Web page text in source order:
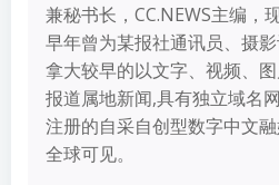
兼秘书长，CC.NEWS主编，
早年曾为某报社通讯员、摄
拿大较早的以文字、视频、
报道属地新闻,具有独立域名
注册的自采自创型数字中文
全球可见。